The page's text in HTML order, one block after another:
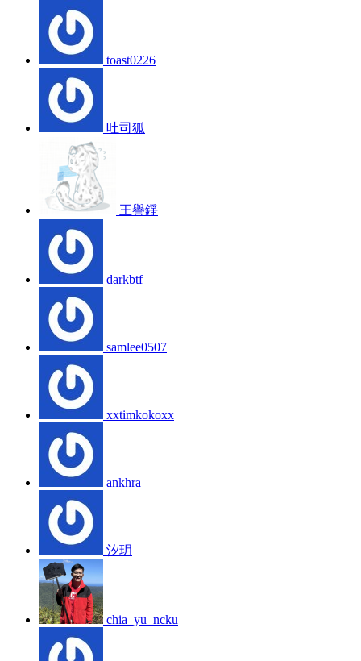
toast0226
吐司狐
王譽錚
darkbtf
samlee0507
xxtimkokoxx
ankhra
汐玥
chia_yu_ncku